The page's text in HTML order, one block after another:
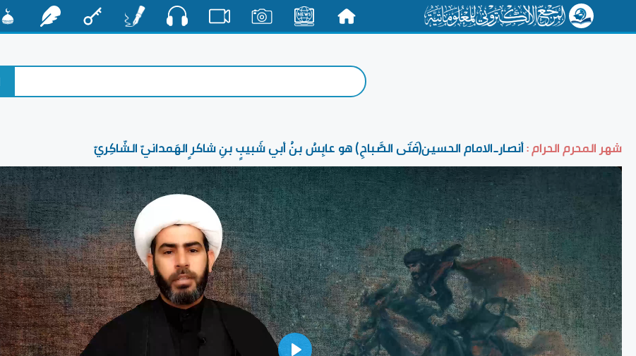
شهر المحرم الحرام :أنصار_الامام الحسين(فَتَى الصَّباحِ) هو عابِسُ بنُ أبي شَبيبٍ بنِ شاكرٍ الهَمدانيّ الشّاكِريّ